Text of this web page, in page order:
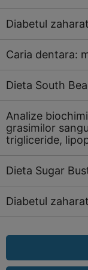
Diabetul
Caria dentara:
Dieta South
Analize
grasimilor
trigliceride,
Dieta Sugar
Diabetul